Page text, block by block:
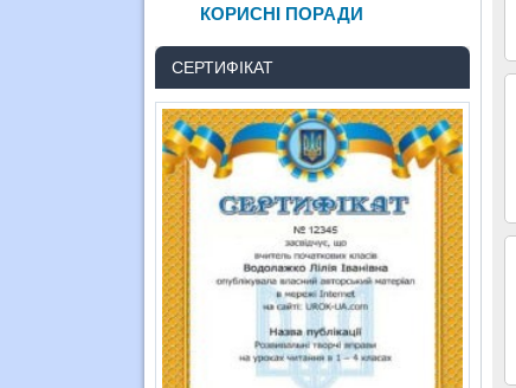
КОРИСНІ ПОРАДИ
СЕРТИФІКАТ